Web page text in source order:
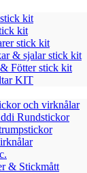
kit
kit
stick kit
& sjalar stick kit
Fötter stick kit
KIT
och virknålar
Rundstickor
& Stickmått